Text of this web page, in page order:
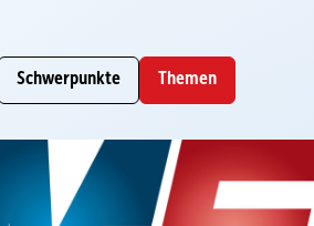
Schwerpunkte Themen